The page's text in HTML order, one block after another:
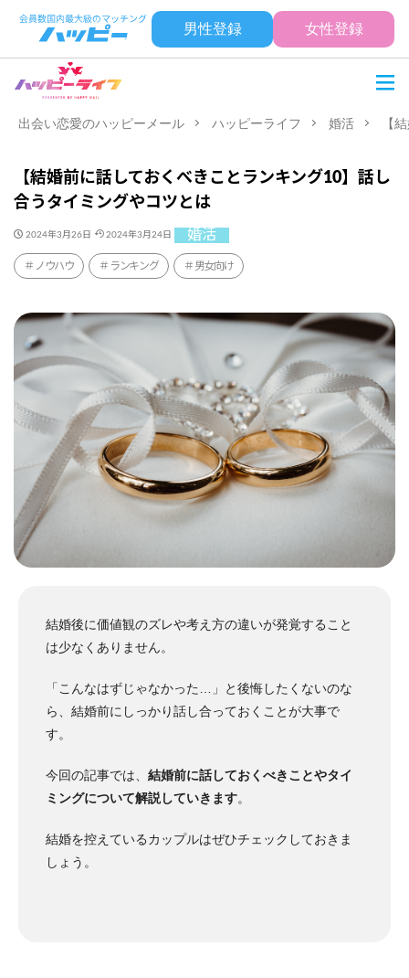
男性登録 女性登録
出会い恋愛のハッピーメール ハッピーライフ 婚活 【
【結婚前に話しておくべきことランキング10】話し
合うタイミングやコツとは
2024年3月26日 2024年3月24日 婚活
ノウハウ ランキング 男女向け
結婚後に価値観のズレや考え方の違いが発覚すること
は少なくありません。
「こんなはずじゃなかった…」と後悔したくないのな
ら、結婚前にしっかり話し合っておくことが大事で
す。
今回の記事では、 結婚前に話しておくべきことやタイ
ミングについて解説していきます。
結婚を控えているカップルはぜひチェックしておきま
しょう。